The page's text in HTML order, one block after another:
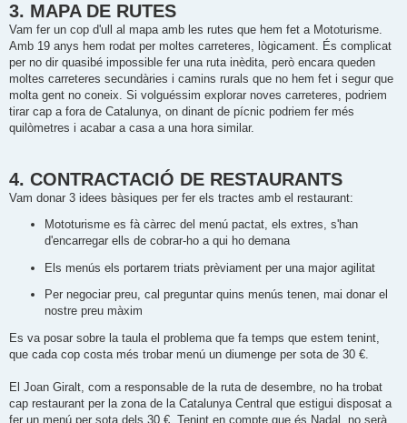
3. MAPA DE RUTES
Vam fer un cop d'ull al mapa amb les rutes que hem fet a Mototurisme.
Amb 19 anys hem rodat per moltes carreteres, lògicament. És complicat
per no dir quasibé impossible fer una ruta inèdita, però encara queden
moltes carreteres secundàries i camins rurals que no hem fet i segur que
molta gent no coneix. Si volguéssim explorar noves carreteres, podriem
tirar cap a fora de Catalunya, on dinant de pícnic podriem fer més
quilòmetres i acabar a casa a una hora similar.
4. CONTRACTACIÓ DE RESTAURANTS
Vam donar 3 idees bàsiques per fer els tractes amb el restaurant:
Mototurisme es fà càrrec del menú pactat, els extres, s'han
d'encarregar ells de cobrar-ho a qui ho demana
Els menús els portarem triats prèviament per una major agilitat
Per negociar preu, cal preguntar quins menús tenen, mai donar el
nostre preu màxim
Es va posar sobre la taula el problema que fa temps que estem tenint,
que cada cop costa més trobar menú un diumenge per sota de 30 €.
El Joan Giralt, com a responsable de la ruta de desembre, no ha trobat
cap restaurant per la zona de la Catalunya Central que estigui disposat a
fer un menú per sota dels 30 €. Tenint en compte que és Nadal, no serà